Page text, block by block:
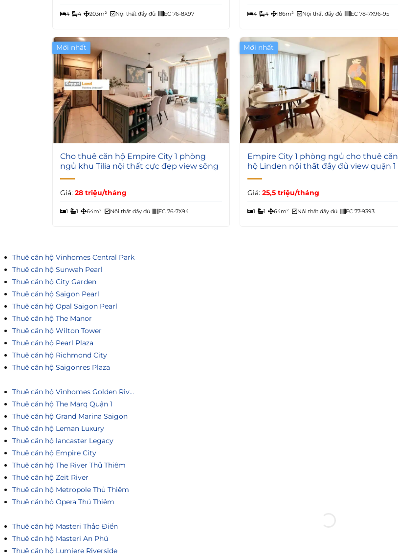
4 4 203m² Nội thất đầy đủ EC 76-8X97 4 4 186m² Nội thất đầy đủ EC 78-7X96-95
Mới nhất
5
Cho thuê căn hộ Empire City 1 phòng
ngủ khu Tilia nội thất cực đẹp view sông
Giá: 28 triệu/tháng
1 1 64m² Nội thất đầy đủ EC 76-7X94
Mới nhất
5
Empire City 1 phòng ngủ cho thuê căn
hộ Linden nội thất đầy đủ view quận 1
Giá:25,5 triệu/tháng
1 1 64m² Nội thất đầy đủ EC 77-9393
Thuê căn hộ Vinhomes Central Park
Thuê căn hộ Sunwah Pearl
Thuê căn hộ City Garden
Thuê căn hộ Saigon Pearl
Thuê căn hộ Opal Saigon Pearl
Thuê căn hộ The Manor
Thuê căn hộ Wilton Tower
Thuê căn hộ Pearl Plaza
Thuê căn hộ Richmond City
Thuê căn hộ Saigonres Plaza
Thuê căn hộ Vinhomes Golden River
Thuê căn hộ The Marq Quận 1
Thuê căn hộ Grand Marina Saigon
Thuê căn hộ Leman Luxury
Thuê căn hộ lancaster Legacy
Thuê căn hộ Empire City
Thuê căn hộ The River Thủ Thiêm
Thuê căn hộ Zeit River
Thuê căn hộ Metropole Thủ Thiêm
Thuê căn hô Opera Thủ Thiêm
Thuê căn hộ Masteri Thảo Điền
Thuê căn hộ Masteri An Phú
Thuê căn hộ Lumiere Riverside